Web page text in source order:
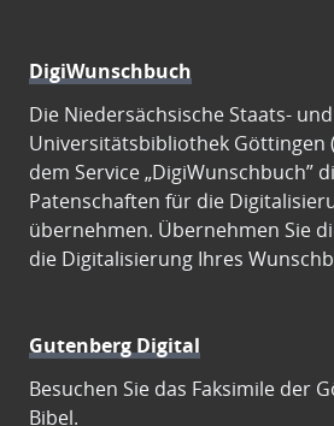
DigiWunschbuch
Die Niedersächsische Staats- und
Universitätsbibliothek Göttingen
dem Service „DigiWunschbuch”
Patenschaften für die
übernehmen. Übernehmen Sie
die Digitalisierung Ihres
Gutenberg Digital
Besuchen Sie das Faksimile der
Bibel.